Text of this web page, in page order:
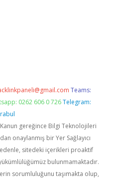
Teams:
0262 606 0 726 Telegram:
Kanun gereğince Bilgi Teknolojileri
onaylanmış bir Yer Sağlayıcı
sitedeki içerikleri proaktif
bulunmamaktadır.
sorumluluğunu taşımakta olup,